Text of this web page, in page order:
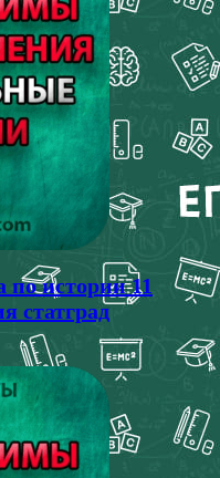
по истории 11
статград